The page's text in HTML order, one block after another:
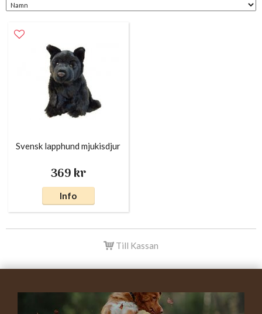
Svensk lapphund mjukisdjur
369 kr
Info
Till Kassan